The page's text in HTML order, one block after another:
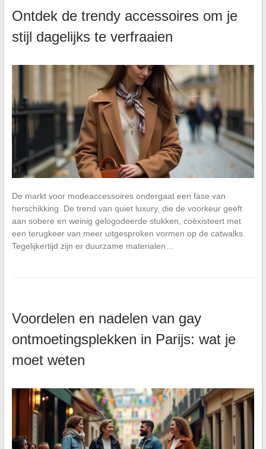
Ontdek de trendy accessoires om je
stijl dagelijks te verfraaien
De markt voor modeaccessoires ondergaat een fase van
herschikking. De trend van quiet luxury, die de voorkeur geeft
aan sobere en weinig gelogodeerde stukken, coëxisteert met
een terugkeer van meer uitgesproken vormen op de catwalks.
Tegelijkertijd zijn er duurzame materialen…
Voordelen en nadelen van gay
ontmoetingsplekken in Parijs: wat je
moet weten